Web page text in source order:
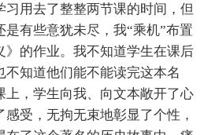
习用去了整整两节课的时间，但
有些意犹未尽，我“乘机”布置
》的作业。我不知道学生在课后
不知道他们能不能读完这本名
上，学生向我、向文本敞开了心
受，无拘无束地彰显了个性，